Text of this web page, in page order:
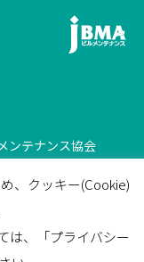
ンテナンス協会
、クッキー(Cookie)
は、「プライバシー